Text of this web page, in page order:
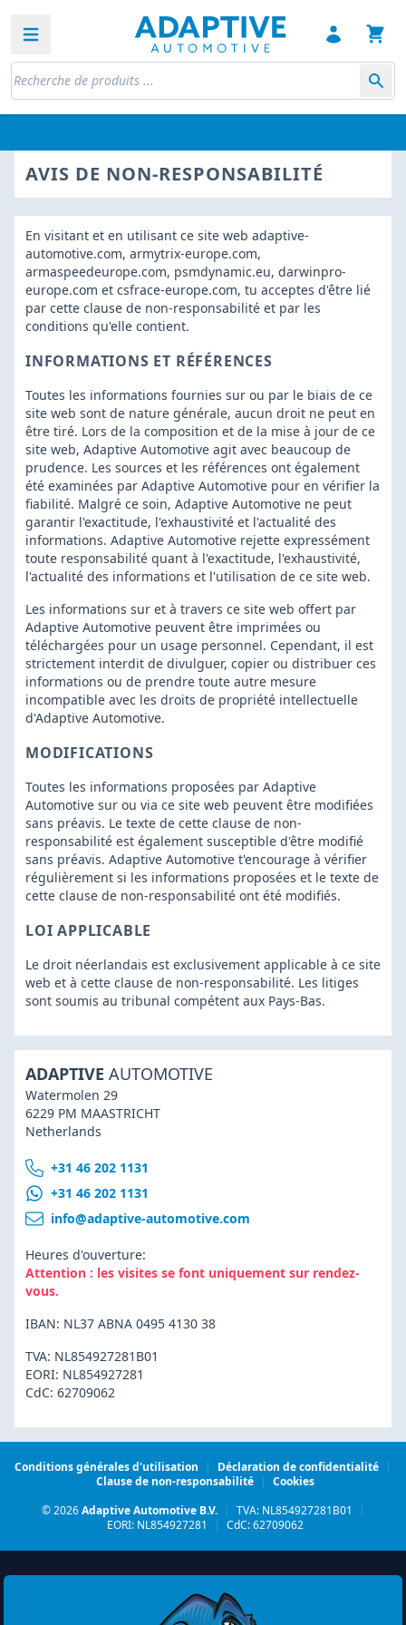
Open sidebar
AVIS DE NON-RESPONSABILITÉ
En visitant et en utilisant ce site web adaptive-
automotive.com, armytrix-europe.com,
armaspeedeurope.com, psmdynamic.eu, darwinpro-
europe.com et csfrace-europe.com, tu acceptes d'être lié
par cette clause de non-responsabilité et par les
conditions qu'elle contient.
INFORMATIONS ET RÉFÉRENCES
Toutes les informations fournies sur ou par le biais de ce
site web sont de nature générale, aucun droit ne peut en
être tiré. Lors de la composition et de la mise à jour de ce
site web, Adaptive Automotive agit avec beaucoup de
prudence. Les sources et les références ont également
été examinées par Adaptive Automotive pour en vérifier la
fiabilité. Malgré ce soin, Adaptive Automotive ne peut
garantir l'exactitude, l'exhaustivité et l'actualité des
informations. Adaptive Automotive rejette expressément
toute responsabilité quant à l'exactitude, l'exhaustivité,
l'actualité des informations et l'utilisation de ce site web.
Les informations sur et à travers ce site web offert par
Adaptive Automotive peuvent être imprimées ou
téléchargées pour un usage personnel. Cependant, il est
strictement interdit de divulguer, copier ou distribuer ces
informations ou de prendre toute autre mesure
incompatible avec les droits de propriété intellectuelle
d'Adaptive Automotive.
MODIFICATIONS
Toutes les informations proposées par Adaptive
Automotive sur ou via ce site web peuvent être modifiées
sans préavis. Le texte de cette clause de non-
responsabilité est également susceptible d'être modifié
sans préavis. Adaptive Automotive t'encourage à vérifier
régulièrement si les informations proposées et le texte de
cette clause de non-responsabilité ont été modifiés.
LOI APPLICABLE
Le droit néerlandais est exclusivement applicable à ce site
web et à cette clause de non-responsabilité. Les litiges
sont soumis au tribunal compétent aux Pays-Bas.
ADAPTIVE AUTOMOTIVE
Watermolen 29
6229 PM MAASTRICHT
Netherlands
+31 46 202 1131
+31 46 202 1131
info@adaptive-automotive.com
Heures d'ouverture:
Attention : les visites se font uniquement sur rendez-
vous.
IBAN: NL37 ABNA 0495 4130 38
TVA: NL854927281B01
EORI: NL854927281
CdC: 62709062
Conditions générales d'utilisation | Déclaration de confidentialité |
Clause de non-responsabilité
| Cookies
© 2026Adaptive Automotive B.V. | TVA: NL854927281B01
|
EORI: NL854927281
| CdC: 62709062